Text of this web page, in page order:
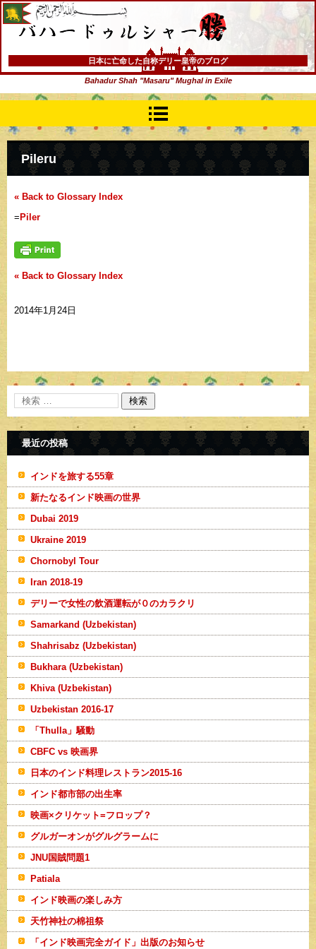
バハードゥルシャー勝(まさる)
日本に亡命した自称デリー皇帝のブログ
Bahadur Shah "Masaru" Mughal in Exile
Pileru
« Back to Glossary Index
= Piler
« Back to Glossary Index
2014年1月24日
最近の投稿
インドを旅する55章
新たなるインド映画の世界
Dubai 2019
Ukraine 2019
Chornobyl Tour
Iran 2018-19
デリーで女性の飲酒運転が０のカラクリ
Samarkand (Uzbekistan)
Shahrisabz (Uzbekistan)
Bukhara (Uzbekistan)
Khiva (Uzbekistan)
Uzbekistan 2016-17
「Thulla」騒動
CBFC vs 映画界
日本のインド料理レストラン2015-16
インド都市部の出生率
映画×クリケット=フロップ？
グルガーオンがグルグラームに
JNU国賊問題1
Patiala
インド映画の楽しみ方
天竹神社の棉祖祭
「インド映画完全ガイド」出版のお知らせ